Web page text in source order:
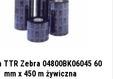
TTR Zebra 04800BK06045 60
mm x 450 m żywiczna